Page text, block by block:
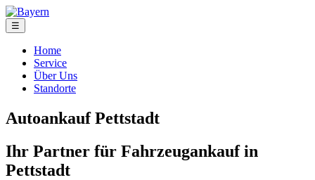
☰
Home
Service
Über Uns
Standorte
Autoankauf Pettstadt
Ihr Partner für Fahrzeugankauf in
Pettstadt